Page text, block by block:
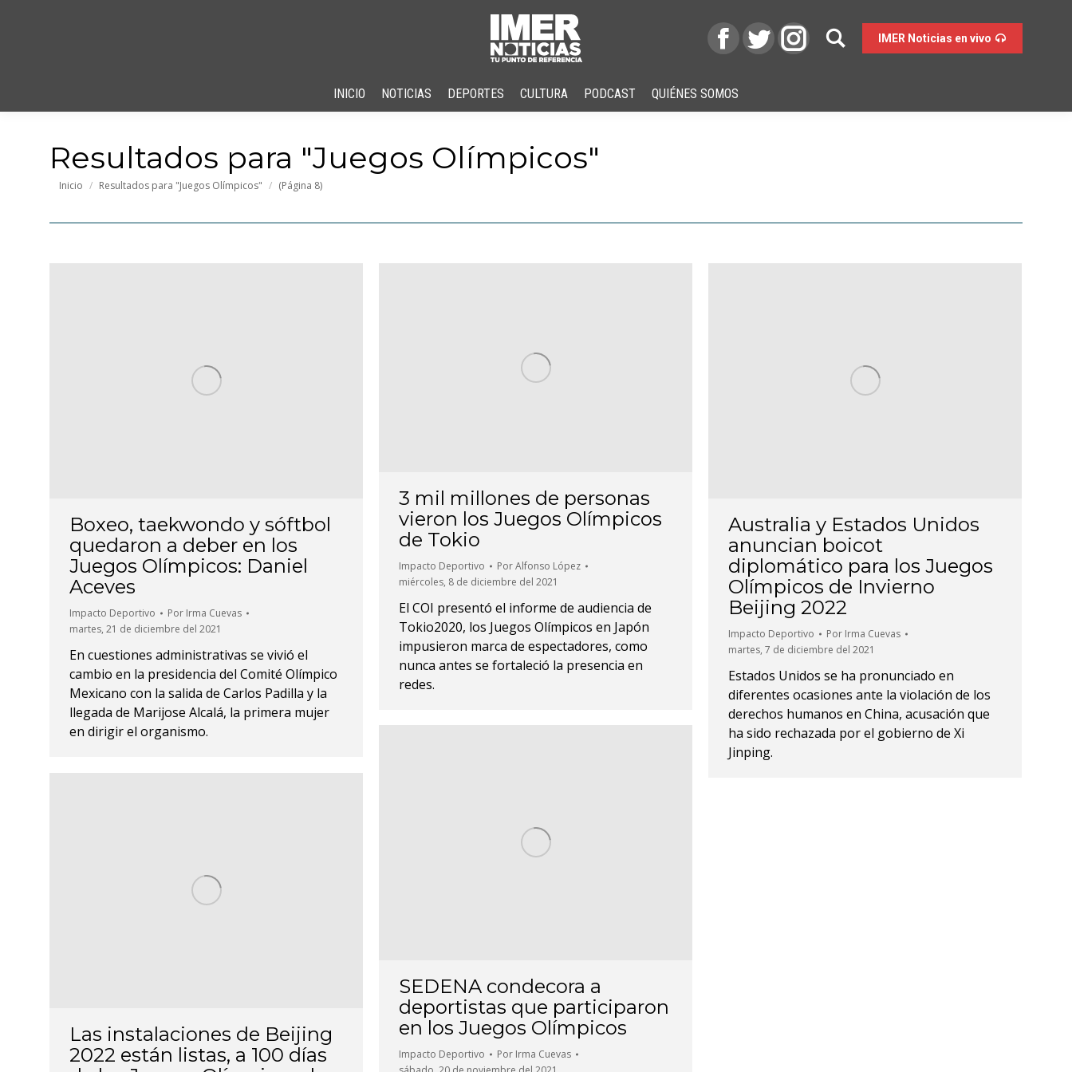
IMER Noticias en vivo
INICIO NOTICIAS DEPORTES CULTURA PODCAST QUIÉNES SOMOS
Resultados para "Juegos Olímpicos"
Estás aquí:
Inicio Resultados para "Juegos Olímpicos" (Página 8)
Boxeo, taekwondo y sóftbol
quedaron a deber en los
Juegos Olímpicos: Daniel
Aceves
Impacto Deportivo Por Irma Cuevas
martes, 21 de diciembre del 2021
En cuestiones administrativas se vivió el
cambio en la presidencia del Comité Olímpico
Mexicano con la salida de Carlos Padilla y la
llegada de Marijose Alcalá, la primera mujer
en dirigir el organismo.
3 mil millones de personas
vieron los Juegos Olímpicos
de Tokio
Impacto Deportivo PorAlfonso López
miércoles, 8 de diciembre del 2021
El COI presentó el informe de audiencia de
Tokio2020, los Juegos Olímpicos en Japón
impusieron marca de espectadores, como
nunca antes se fortaleció la presencia en
redes.
Australia y Estados Unidos
anuncian boicot
diplomático para los Juegos
Olímpicos de Invierno
Beijing 2022
Impacto Deportivo Por Irma Cuevas
martes, 7 de diciembre del 2021
Estados Unidos se ha pronunciado en
diferentes ocasiones ante la violación de los
derechos humanos en China, acusación que
ha sido rechazada por el gobierno de Xi
Jinping.
SEDENA condecora a
deportistas que participaron
en los Juegos Olímpicos
Impacto Deportivo Por Irma Cuevas
Las instalaciones de Beijing
2022 están listas, a 100 días